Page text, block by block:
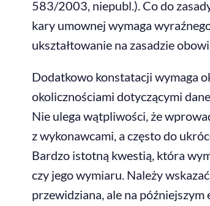
583/2003, niepubl.). Co do
kary umownej wymaga
ukształtowanie na zasadzie
Dodatkowo konstatacji wymaga
okolicznościami dotyczącymi
Nie ulega wątpliwości, że
z wykonawcami, a często do
Bardzo istotną kwestią, która
czy jego wymiaru. Należy
przewidziana, ale na